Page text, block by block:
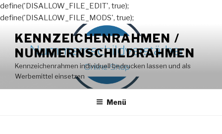
define('DISALLOW_FILE_EDIT', true);
define('DISALLOW_FILE_MODS', true);
Inhalt
springen
KENNZEICHENRAHMEN /
NUMMERNSCHILDRAHMEN
Kennzeichenrahmen individuell bedrucken lassen und als
Werbemittel einsetzen
Menü